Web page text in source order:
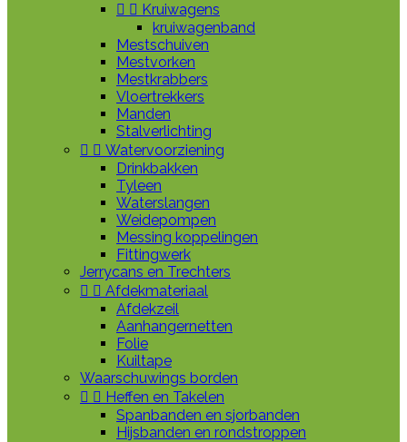
  Kruiwagens
kruiwagenband
Mestschuiven
Mestvorken
Mestkrabbers
Vloertrekkers
Manden
Stalverlichting
  Watervoorziening
Drinkbakken
Tyleen
Waterslangen
Weidepompen
Messing koppelingen
Fittingwerk
Jerrycans en Trechters
  Afdekmateriaal
Afdekzeil
Aanhangernetten
Folie
Kuiltape
Waarschuwings borden
  Heffen en Takelen
Spanbanden en sjorbanden
Hijsbanden en rondstroppen